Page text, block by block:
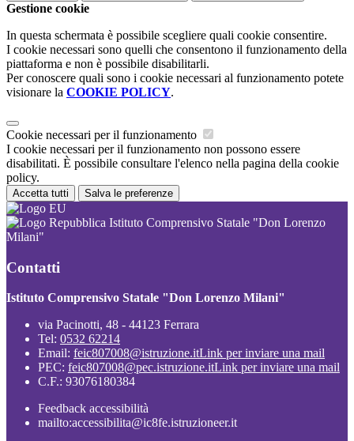
Gestione cookie
In questa schermata è possibile scegliere quali cookie consentire.
I cookie necessari sono quelli che consentono il funzionamento della
piattaforma e non è possibile disabilitarli.
Per conoscere quali sono i cookie necessari al funzionamento potete
visionare la COOKIE POLICY.
Cookie necessari per il funzionamento
I cookie necessari per il funzionamento non possono essere
disabilitati. È possibile consultare l'elenco nella pagina della cookie
policy.
Accetta tutti Salva le preferenze
Istituto Comprensivo Statale "Don Lorenzo
Milani"
Contatti
Istituto Comprensivo Statale "Don Lorenzo Milani"
via Pacinotti, 48 - 44123 Ferrara
Tel: 0532 62214
Email: feic807008@istruzione.itLink per inviare una mail
PEC: feic807008@pec.istruzione.itLink per inviare una mail
C.F.: 93076180384
Feedback accessibilità
mailto:accessibilita@ic8fe.istruzioneer.it